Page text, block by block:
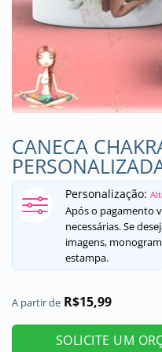
CANECA
Personalização:
Após o pagamento
necessárias. Se
imagens,
estampa.
A partir de R$15,99
SOLICITE UM